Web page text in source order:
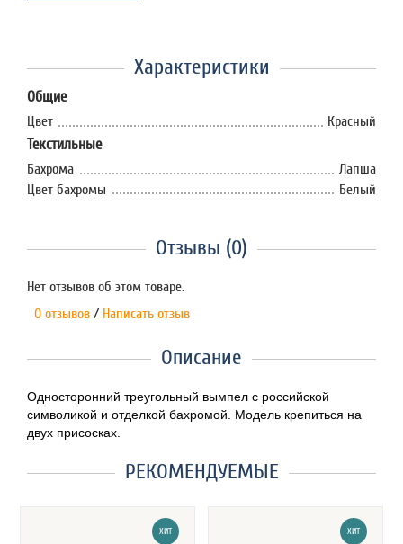
Характеристики
Общие
Цвет Красный
Текстильные
Бахрома
Лапша
Цвет бахромы
Белый
Отзывы (0)
Нет отзывов об этом товаре.
0 отзывов / Написать отзыв
Описание
Односторонний треугольный вымпел с российской
символикой и отделкой бахромой. Модель крепиться на
двух присосках.
РЕКОМЕНДУЕМЫЕ
ХИТ ХИТ